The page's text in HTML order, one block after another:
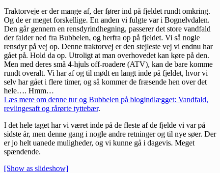
Traktorveje er der mange af, der fører ind på fjeldet rundt omkring.
Og de er meget forskellige. En anden vi fulgte var i Bognelvdalen.
Den går gennem en rensdyrindhegning, passerer det store vandfald
der falder ned fra Bubbelen, og herfra op på fjeldet. Vi så nogle
rensdyr på vej op. Denne traktorvej er den stejleste vej vi endnu har
gået på. Hold da op. Utroligt at man overhovedet kan køre på den.
Men med deres små 4-hjuls off-roadere (ATV), kan de bare komme
rundt overalt. Vi har af og til mødt en langt inde på fjeldet, hvor vi
selv har gået i flere timer, og så kommer de fræsende hen over det
hele…. Hmm…
Læs mere om denne tur og Bubbelen på blogindlægget: Vandfald,
revlingesaft og rårørte tyttebær.
I det hele taget har vi været inde på de fleste af de fjelde vi var på
sidste år, men denne gang i nogle andre retninger og til nye søer. Der
er jo helt uanede muligheder, og vi kunne gå i dagevis. Meget
spændende.
[Show as slideshow]